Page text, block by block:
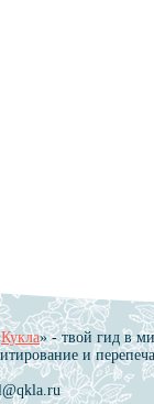
Кукла» - твой гид в
и